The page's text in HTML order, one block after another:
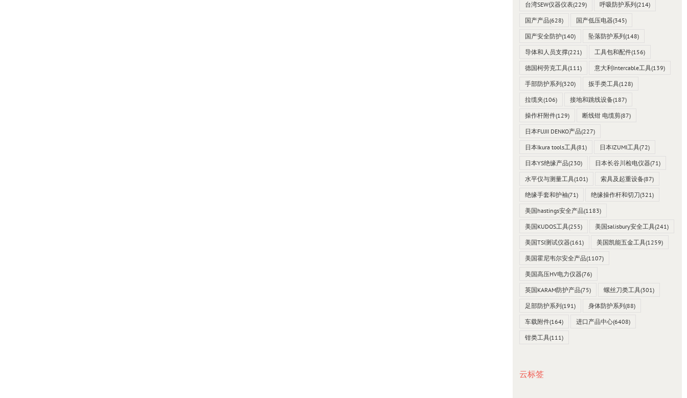
台湾SEW仪器仪表(229) 呼吸防护系列(214)
国产产品(628) 国产低压电器(345)
国产安全防护(140) 坠落防护系列(148)
导体和人员支撑(221) 工具包和配件(156)
德国柯劳克工具(111) 意大利Intercable工具(139)
手部防护系列(320) 扳手类工具(128)
拉缆夹(106) 接地和跳线设备(187)
操作杆附件(129) 断线钳 电缆剪(87)
日本FUJII DENKO产品(227)
日本Ikura tools工具(81) 日本IZUMI工具(72)
日本YS绝缘产品(230) 日本长谷川检电仪器(71)
水平仪与测量工具(101) 索具及起重设备(87)
绝缘手套和护袖(71) 绝缘操作杆和切刀(321)
美国hastings安全产品(1183)
美国KUDOS工具(255) 美国salisbury安全工具(241)
美国TSI测试仪器(161) 美国凯能五金工具(1259)
美国霍尼韦尔安全产品(1107)
美国高压HV电力仪器(76)
英国KARAM防护产品(75) 螺丝刀类工具(301)
足部防护系列(191) 身体防护系列(88)
车载附件(164) 进口产品中心(6408)
钳类工具(111)
云标签